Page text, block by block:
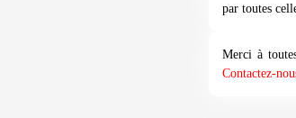
par toutes
Merci à
Contactez-